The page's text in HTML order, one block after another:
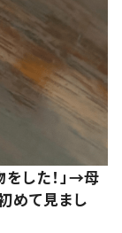
した！」→母
めて見まし